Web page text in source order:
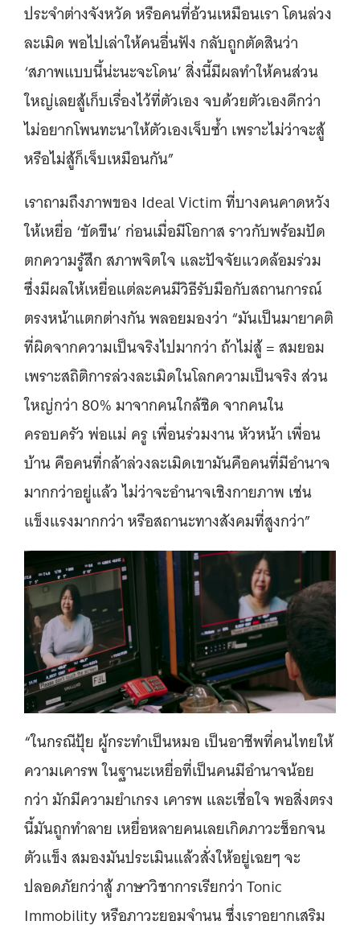
ประจำต่างจังหวัด หรือคนที่อ้วนเหมือนเรา โดนล่วง
ละเมิด พอไปเล่าให้คนอื่นฟัง กลับถูกตัดสินว่า
‘สภาพแบบนี้น่ะนะจะโดน’ สิ่งนี้มีผลทำให้คนส่วน
ใหญ่เลยสู้เก็บเรื่องไว้ที่ตัวเอง จบด้วยตัวเองดีกว่า
ไม่อยากโพนทะนาให้ตัวเองเจ็บซ้ำ เพราะไม่ว่าจะสู้
หรือไม่สู้ก็เจ็บเหมือนกัน”
เราถามถึงภาพของ Ideal Victim ที่บางคนคาดหวัง
ให้เหยื่อ ‘ขัดขืน’ ก่อนเมื่อมีโอกาส ราวกับพร้อมปัด
ตกความรู้สึก สภาพจิตใจ และปัจจัยแวดล้อมร่วม
ซึ่งมีผลให้เหยื่อแต่ละคนมีวิธีรับมือกับสถานการณ์
ตรงหน้าแตกต่างกัน พลอยมองว่า “มันเป็นมายาคติ
ที่ผิดจากความเป็นจริงไปมากว่า ถ้าไม่สู้ = สมยอม
เพราะสถิติการล่วงละเมิดในโลกความเป็นจริง ส่วน
ใหญ่กว่า 80% มาจากคนใกล้ชิด จากคนใน
ครอบครัว พ่อแม่ ครู เพื่อนร่วมงาน หัวหน้า เพื่อน
บ้าน คือคนที่กล้าล่วงละเมิดเขามันคือคนที่มีอำนาจ
มากกว่าอยู่แล้ว ไม่ว่าจะอำนาจเชิงกายภาพ เช่น
แข็งแรงมากกว่า หรือสถานะทางสังคมที่สูงกว่า”
“ในกรณีปุ้ย ผู้กระทำเป็นหมอ เป็นอาชีพที่คนไทยให้
ความเคารพ ในฐานะเหยื่อที่เป็นคนมีอำนาจน้อย
กว่า มักมีความยำเกรง เคารพ และเชื่อใจ พอสิ่งตรง
นี้มันถูกทำลาย เหยื่อหลายคนเลยเกิดภาวะช็อกจน
ตัวแข็ง สมองมันประเมินแล้วสั่งให้อยู่เฉยๆ จะ
ปลอดภัยกว่าสู้ ภาษาวิชาการเรียกว่า Tonic
Immobility หรือภาวะยอมจำนน ซึ่งเราอยากเสริม